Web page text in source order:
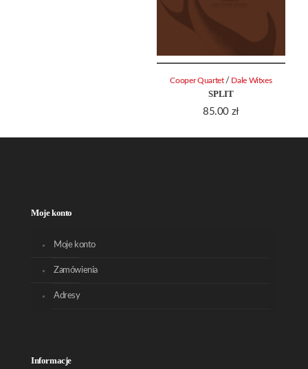
SPLIT
85.00 zł
Cooper Quartet / Dale Witxes
Moje konto
Moje konto
Zamówienia
Adresy
Informacje